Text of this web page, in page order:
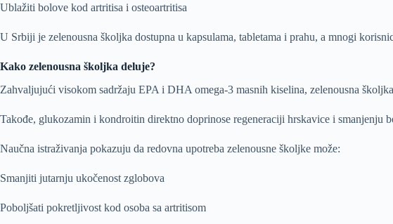
Ublažiti bolove kod artritisa i osteoartritisa
U Srbiji je zelenousna školjka dostupna u kapsulama, tabletama i prahu, a mnogi
Kako zelenousna školjka deluje?
Zahvaljujući visokom sadržaju EPA i DHA omega-3 masnih kiselina, zelenousna
Takođe, glukozamin i kondroitin direktno doprinose regeneraciji hrskavice i smanjenju
Naučna istraživanja pokazuju da redovna upotreba zelenousne školjke može:
Smanjiti jutarnju ukočenost zglobova
Poboljšati pokretljivost kod osoba sa artritisom